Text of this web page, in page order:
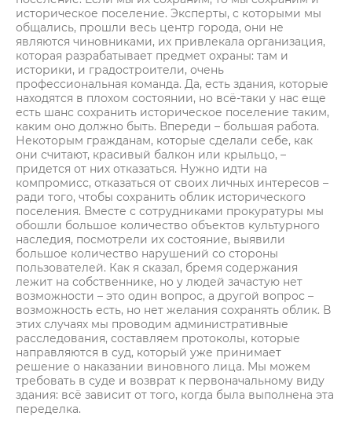
историческое поселение. Эксперты, с которыми мы
общались, прошли весь центр города, они не
являются чиновниками, их привлекала организация,
которая разрабатывает предмет охраны: там и
историки, и градостроители, очень
профессиональная команда. Да, есть здания, которые
находятся в плохом состоянии, но всё-таки у нас еще
есть шанс сохранить историческое поселение таким,
каким оно должно быть. Впереди – большая работа.
Некоторым гражданам, которые сделали себе, как
они считают, красивый балкон или крыльцо, –
придется от них отказаться. Нужно идти на
компромисс, отказаться от своих личных интересов –
ради того, чтобы сохранить облик исторического
поселения. Вместе с сотрудниками прокуратуры мы
обошли большое количество объектов культурного
наследия, посмотрели их состояние, выявили
большое количество нарушений со стороны
пользователей. Как я сказал, бремя содержания
лежит на собственнике, но у людей зачастую нет
возможности – это один вопрос, а другой вопрос –
возможность есть, но нет желания сохранять облик. В
этих случаях мы проводим административные
расследования, составляем протоколы, которые
направляются в суд, который уже принимает
решение о наказании виновного лица. Мы можем
требовать в суде и возврат к первоначальному виду
здания: всё зависит от того, когда была выполнена эта
переделка.